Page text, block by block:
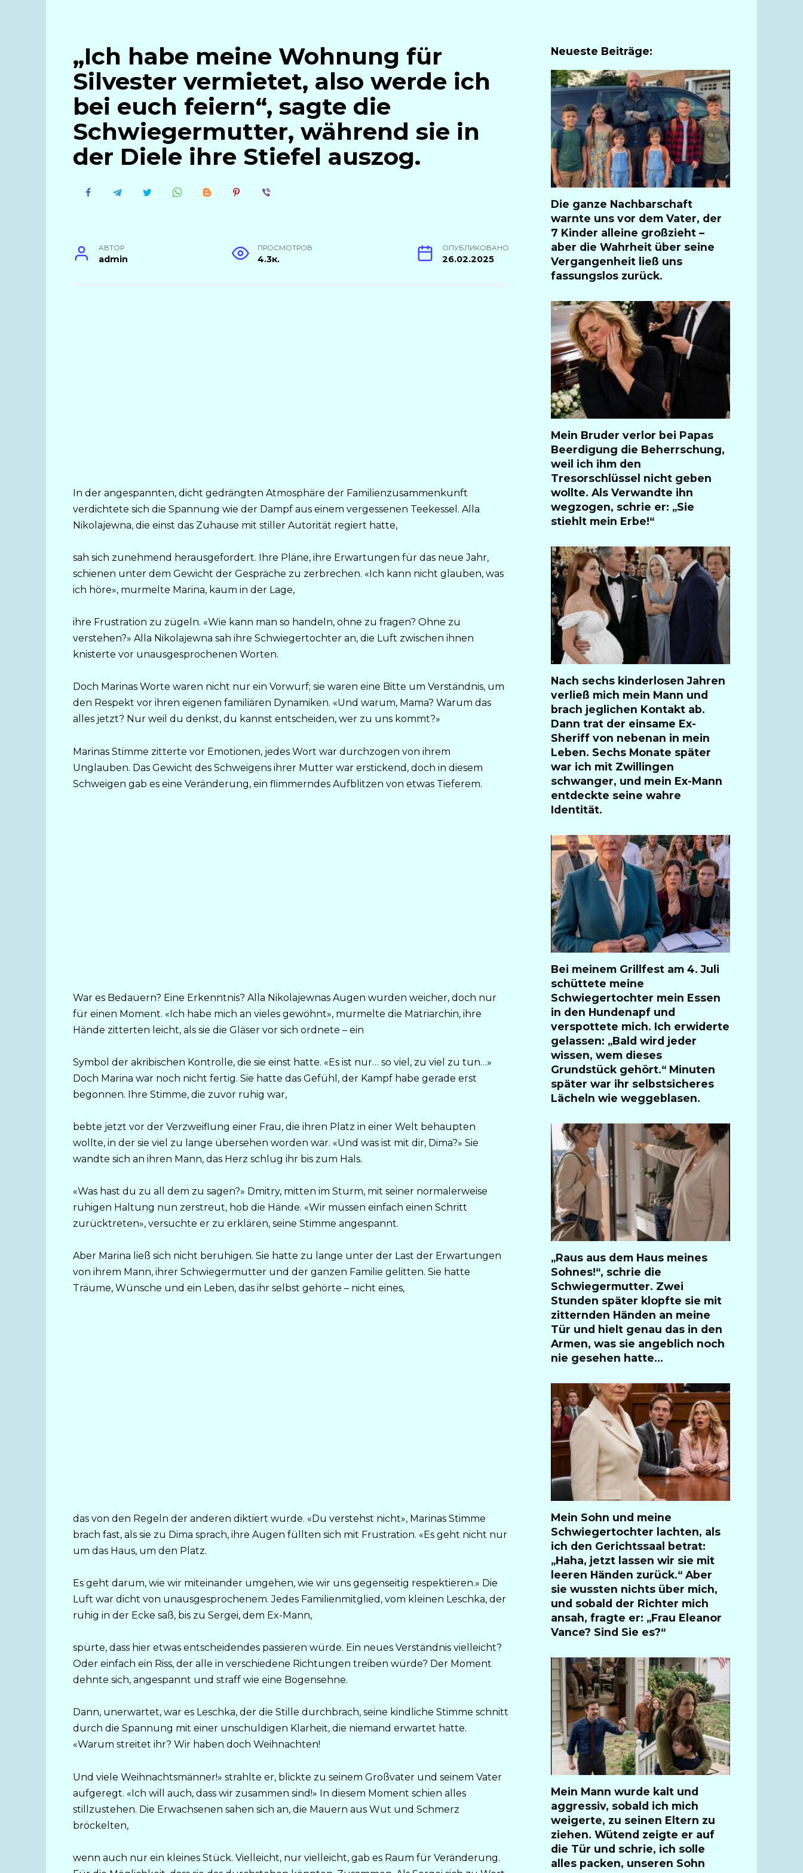
„Ich habe meine Wohnung für
Silvester vermietet, also werde ich
bei euch feiern“, sagte die
Schwiegermutter, während sie in
der Diele ihre Stiefel auszog.
АВТОР
admin
ПРОСМОТРОВ
4.3к.
ОПУБЛИКОВАНО
26.02.2025
In der angespannten, dicht gedrängten Atmosphäre der Familienzusammenkunft
verdichtete sich die Spannung wie der Dampf aus einem vergessenen Teekessel. Alla
Nikolajewna, die einst das Zuhause mit stiller Autorität regiert hatte,
sah sich zunehmend herausgefordert. Ihre Pläne, ihre Erwartungen für das neue Jahr,
schienen unter dem Gewicht der Gespräche zu zerbrechen. «Ich kann nicht glauben, was
ich höre», murmelte Marina, kaum in der Lage,
ihre Frustration zu zügeln. «Wie kann man so handeln, ohne zu fragen? Ohne zu
verstehen?» Alla Nikolajewna sah ihre Schwiegertochter an, die Luft zwischen ihnen
knisterte vor unausgesprochenen Worten.
Doch Marinas Worte waren nicht nur ein Vorwurf; sie waren eine Bitte um Verständnis, um
den Respekt vor ihren eigenen familiären Dynamiken. «Und warum, Mama? Warum das
alles jetzt? Nur weil du denkst, du kannst entscheiden, wer zu uns kommt?»
Marinas Stimme zitterte vor Emotionen, jedes Wort war durchzogen von ihrem
Unglauben. Das Gewicht des Schweigens ihrer Mutter war erstickend, doch in diesem
Schweigen gab es eine Veränderung, ein flimmerndes Aufblitzen von etwas Tieferem.
War es Bedauern? Eine Erkenntnis? Alla Nikolajewnas Augen wurden weicher, doch nur
für einen Moment. «Ich habe mich an vieles gewöhnt», murmelte die Matriarchin, ihre
Hände zitterten leicht, als sie die Gläser vor sich ordnete – ein
Symbol der akribischen Kontrolle, die sie einst hatte. «Es ist nur… so viel, zu viel zu tun…»
Doch Marina war noch nicht fertig. Sie hatte das Gefühl, der Kampf habe gerade erst
begonnen. Ihre Stimme, die zuvor ruhig war,
bebte jetzt vor der Verzweiflung einer Frau, die ihren Platz in einer Welt behaupten
wollte, in der sie viel zu lange übersehen worden war. «Und was ist mit dir, Dima?» Sie
wandte sich an ihren Mann, das Herz schlug ihr bis zum Hals.
«Was hast du zu all dem zu sagen?» Dmitry, mitten im Sturm, mit seiner normalerweise
ruhigen Haltung nun zerstreut, hob die Hände. «Wir müssen einfach einen Schritt
zurücktreten», versuchte er zu erklären, seine Stimme angespannt.
Aber Marina ließ sich nicht beruhigen. Sie hatte zu lange unter der Last der Erwartungen
von ihrem Mann, ihrer Schwiegermutter und der ganzen Familie gelitten. Sie hatte
Träume, Wünsche und ein Leben, das ihr selbst gehörte – nicht eines,
das von den Regeln der anderen diktiert wurde. «Du verstehst nicht», Marinas Stimme
brach fast, als sie zu Dima sprach, ihre Augen füllten sich mit Frustration. «Es geht nicht nur
um das Haus, um den Platz.
Es geht darum, wie wir miteinander umgehen, wie wir uns gegenseitig respektieren.» Die
Luft war dicht von unausgesprochenem. Jedes Familienmitglied, vom kleinen Leschka, der
ruhig in der Ecke saß, bis zu Sergei, dem Ex-Mann,
spürte, dass hier etwas entscheidendes passieren würde. Ein neues Verständnis vielleicht?
Oder einfach ein Riss, der alle in verschiedene Richtungen treiben würde? Der Moment
dehnte sich, angespannt und straff wie eine Bogensehne.
Dann, unerwartet, war es Leschka, der die Stille durchbrach, seine kindliche Stimme schnitt
durch die Spannung mit einer unschuldigen Klarheit, die niemand erwartet hatte.
«Warum streitet ihr? Wir haben doch Weihnachten!
Und viele Weihnachtsmänner!» strahlte er, blickte zu seinem Großvater und seinem Vater
aufgeregt. «Ich will auch, dass wir zusammen sind!» In diesem Moment schien alles
stillzustehen. Die Erwachsenen sahen sich an, die Mauern aus Wut und Schmerz
bröckelten,
wenn auch nur ein kleines Stück. Vielleicht, nur vielleicht, gab es Raum für Veränderung.
Neueste Beiträge:
Die ganze Nachbarschaft
warnte uns vor dem Vater, der
7 Kinder alleine großzieht –
aber die Wahrheit über seine
Vergangenheit ließ uns
fassungslos zurück.
Mein Bruder verlor bei Papas
Beerdigung die Beherrschung,
weil ich ihm den
Tresorschlüssel nicht geben
wollte. Als Verwandte ihn
wegzogen, schrie er: „Sie
stiehlt mein Erbe!“
Nach sechs kinderlosen Jahren
verließ mich mein Mann und
brach jeglichen Kontakt ab.
Dann trat der einsame Ex-
Sheriff von nebenan in mein
Leben. Sechs Monate später
war ich mit Zwillingen
schwanger, und mein Ex-Mann
entdeckte seine wahre
Identität.
Bei meinem Grillfest am 4. Juli
schüttete meine
Schwiegertochter mein Essen
in den Hundenapf und
verspottete mich. Ich erwiderte
gelassen: „Bald wird jeder
wissen, wem dieses
Grundstück gehört.“ Minuten
später war ihr selbstsicheres
Lächeln wie weggeblasen.
„Raus aus dem Haus meines
Sohnes!“, schrie die
Schwiegermutter. Zwei
Stunden später klopfte sie mit
zitternden Händen an meine
Tür und hielt genau das in den
Armen, was sie angeblich noch
nie gesehen hatte…
Mein Sohn und meine
Schwiegertochter lachten, als
ich den Gerichtssaal betrat:
„Haha, jetzt lassen wir sie mit
leeren Händen zurück.“ Aber
sie wussten nichts über mich,
und sobald der Richter mich
ansah, fragte er: „Frau Eleanor
Vance? Sind Sie es?“
Mein Mann wurde kalt und
aggressiv, sobald ich mich
weigerte, zu seinen Eltern zu
ziehen. Wütend zeigte er auf
die Tür und schrie, ich solle
alles packen, unseren Sohn